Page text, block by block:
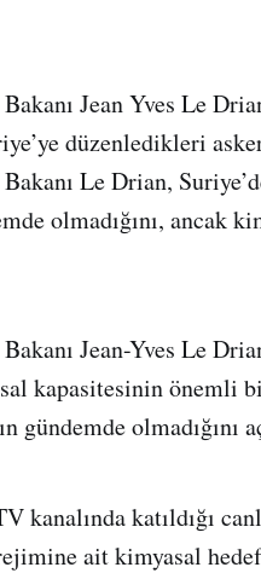
Jean Yves Le
düzenledikleri
Le Drian,
olmadığını, ancak
Jean-Yves Le
kapasitesinin önemli
gündemde olmadığını
kanalında katıldığı
ait kimyasal